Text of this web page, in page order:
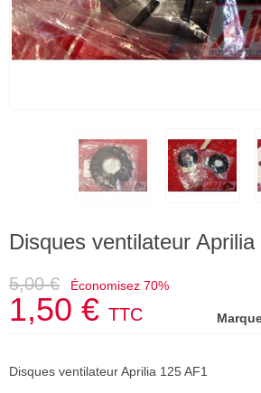
Disques ventilateur
5,00 € Économisez 70%
1,50 € TTC
Disques ventilateur Aprilia 125 AF1